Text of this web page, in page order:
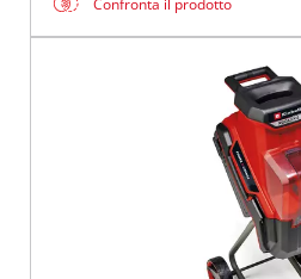
Confronta il prodotto